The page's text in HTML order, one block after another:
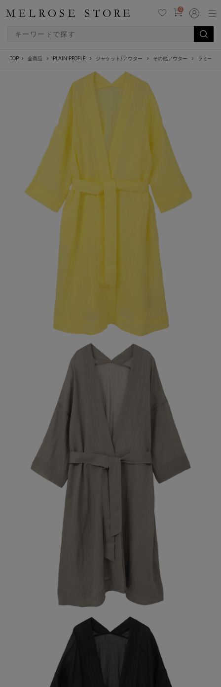
0
TOP 全商品 PLAIN PEOPLE ジャケット/アウター その他アウター ラミーガ